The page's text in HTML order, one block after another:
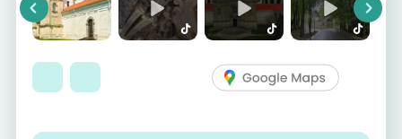
Previous Next